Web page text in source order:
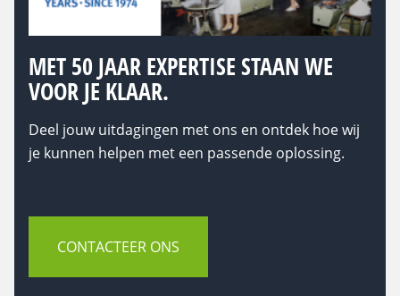
MET 50 JAAR EXPERTISE STAAN WE
VOOR JE KLAAR.
Deel jouw uitdagingen met ons en ontdek hoe wij
je kunnen helpen met een passende oplossing.
CONTACTEER ONS